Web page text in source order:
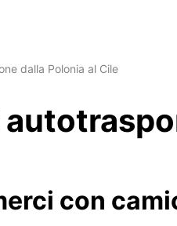
dalla Polonia al Cile
con